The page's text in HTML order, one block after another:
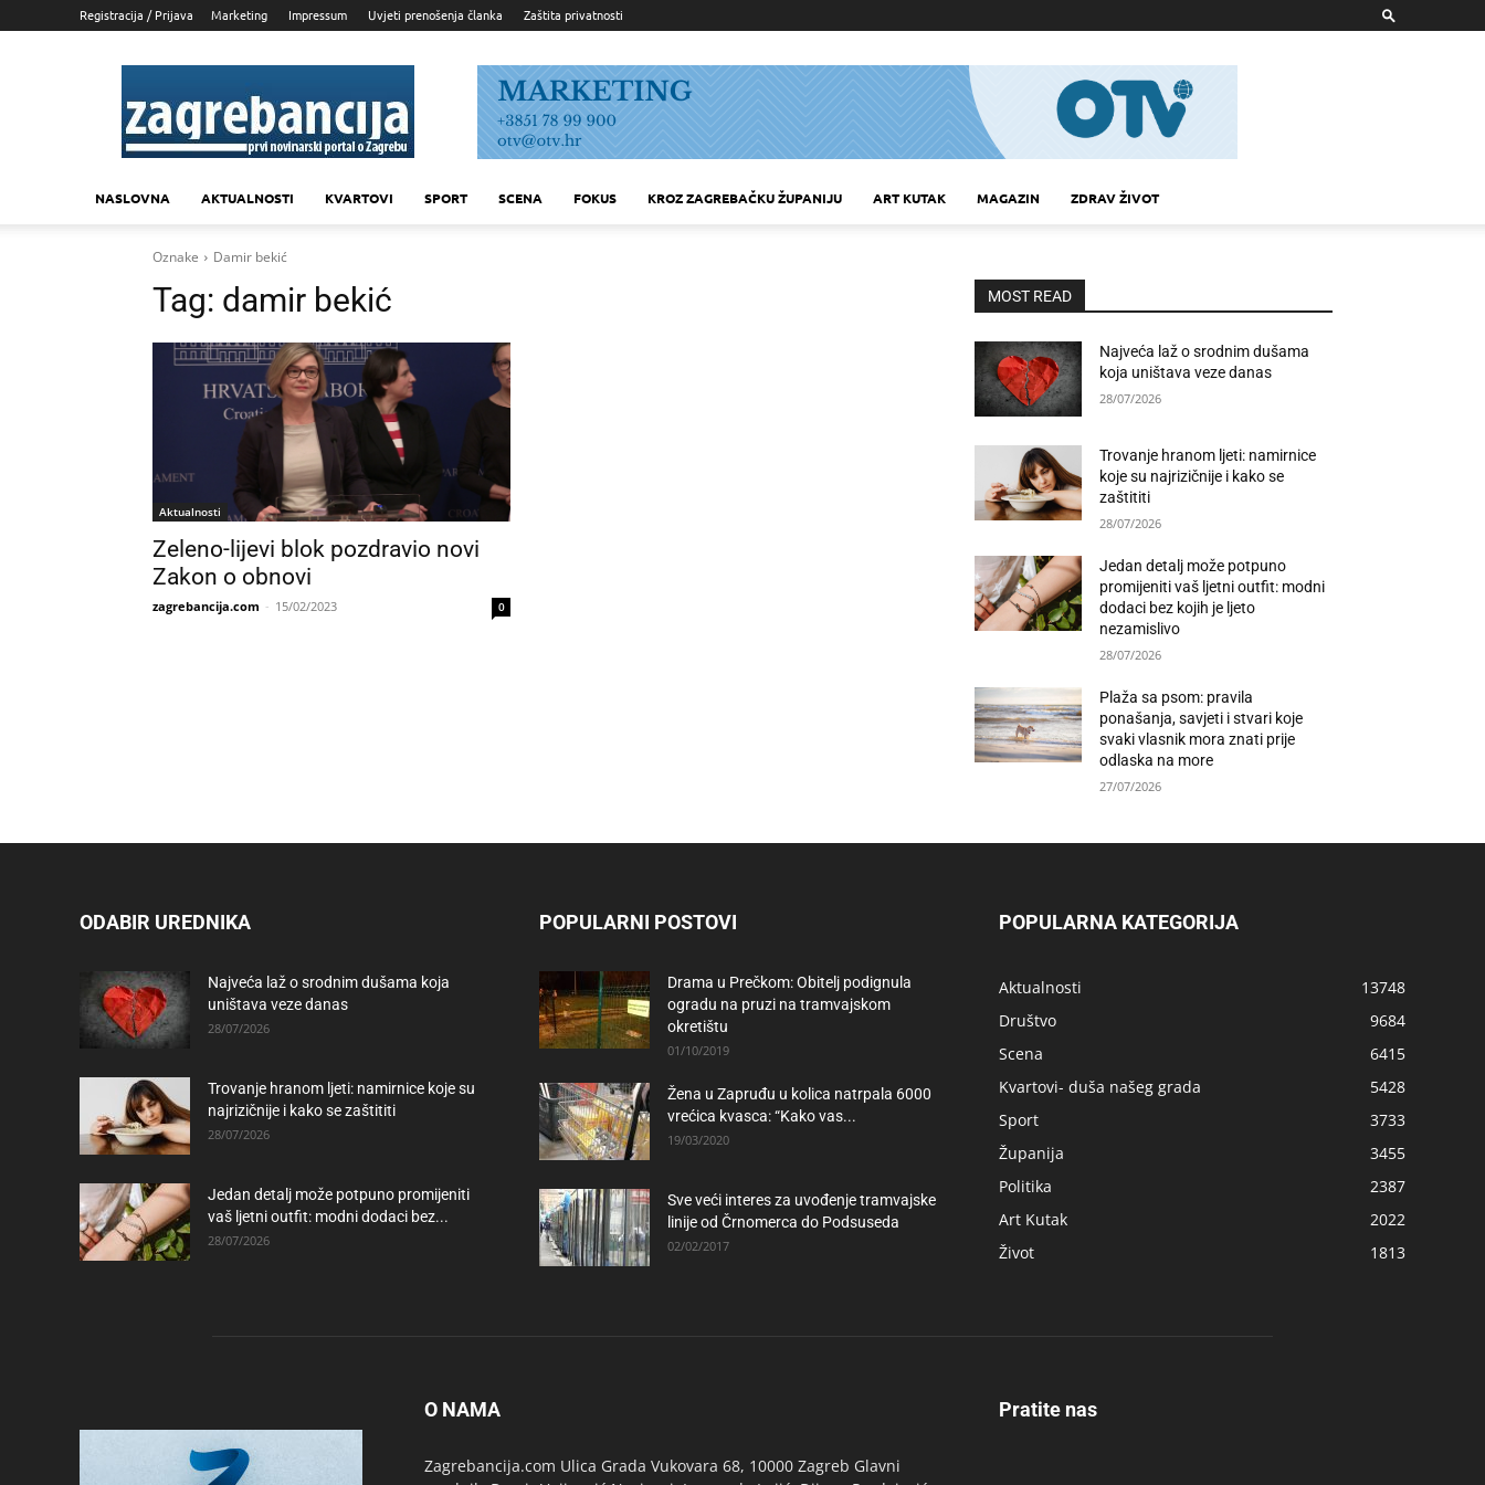
Registracija / Prijava Marketing Impressum Uvjeti prenošenja članka Zaštita privatnosti
Zagrebancija
NASLOVNA AKTUALNOSTI KVARTOVI SPORT SCENA FOKUS KROZ ZAGREBAČKU ŽUPANIJU ART KUTAK MAGAZIN ZDRAV ŽIVOT
Oznake Damir bekić
Tag: damir bekić
Aktualnosti
Zeleno-lijevi blok pozdravio novi
Zakon o obnovi
zagrebancija.com - 15/02/2023 0
MOST READ
Najveća laž o srodnim dušama
koja uništava veze danas
28/07/2026
Trovanje hranom ljeti: namirnice
koje su najrizičnije i kako se
zaštititi
28/07/2026
Jedan detalj može potpuno
promijeniti vaš ljetni outfit: modni
dodaci bez kojih je ljeto
nezamislivo
28/07/2026
Plaža sa psom: pravila
ponašanja, savjeti i stvari koje
svaki vlasnik mora znati prije
odlaska na more
27/07/2026
ODABIR UREDNIKA
Najveća laž o srodnim dušama koja
uništava veze danas
28/07/2026
Trovanje hranom ljeti: namirnice koje su
najrizičnije i kako se zaštititi
28/07/2026
Jedan detalj može potpuno promijeniti
vaš ljetni outfit: modni dodaci bez...
28/07/2026
POPULARNI POSTOVI
Drama u Prečkom: Obitelj podignula
ogradu na pruzi na tramvajskom
okretištu
01/10/2019
Žena u Zapruđu u kolica natrpala 6000
vrećica kvasca: “Kako vas...
19/03/2020
Sve veći interes za uvođenje tramvajske
linije od Črnomerca do Podsuseda
02/02/2017
POPULARNA KATEGORIJA
Aktualnosti
13748
Društvo
9684
Scena
6415
Kvartovi- duša našeg grada
5428
Sport
3733
Županija
3455
Politika
2387
Art Kutak
2022
Život
1813
O NAMA
Zagrebancija.com Ulica Grada Vukovara 68, 10000 Zagreb Glavni
Pratite nas